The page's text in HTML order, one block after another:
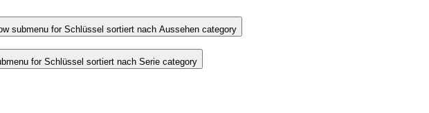
submenu for Schlüssel sortiert nach Aussehen category
for Schlüssel sortiert nach Serie category